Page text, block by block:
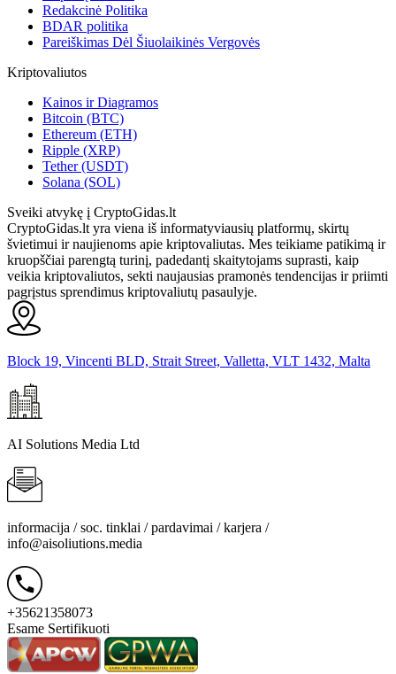
Redakcinė Politika
BDAR politika
Pareiškimas Dėl Šiuolaikinės Vergovės
Kriptovaliutos
Kainos ir Diagramos
Bitcoin (BTC)
Ethereum (ETH)
Ripple (XRP)
Tether (USDT)
Solana (SOL)
Sveiki atvykę į CryptoGidas.lt
CryptoGidas.lt yra viena iš informatyviausių platformų, skirtų
švietimui ir naujienoms apie kriptovaliutas. Mes teikiame patikimą ir
kruopščiai parengtą turinį, padedantį skaitytojams suprasti, kaip
veikia kriptovaliutos, sekti naujausias pramonės tendencijas ir priimti
pagrįstus sprendimus kriptovaliutų pasaulyje.
Block 19, Vincenti BLD, Strait Street, Valletta, VLT 1432, Malta
AI Solutions Media Ltd
informacija / soc. tinklai / pardavimai / karjera /
info@aisoliutions.media
+35621358073
Esame Sertifikuoti